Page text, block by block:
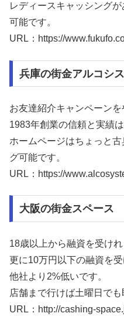
レディースキャッシング
可能です。
URL：https://
兵庫の街金アルコシ
お友達紹介キャンペーンを
1983年創業の信頼と実績
ホームページはちょっと
グ可能です。
URL：https://
大阪の街金スペース
18歳以上から融資を受けれ
更に10万円以下の融資を
他社より2%低いです。
店舗まで行けば土曜日でも
URL：http://cashing-